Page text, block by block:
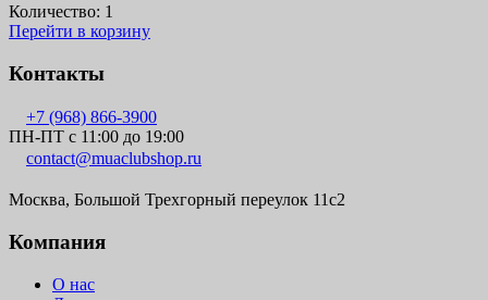
Количество: 1
Перейти в корзину
Контакты
+7 (968) 866-3900
ПН-ПТ с 11:00 до 19:00
contact@muaclubshop.ru
Москва, Большой Трехгорный переулок 11с2
Компания
О нас